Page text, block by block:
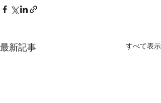
最新記事 すべて表示